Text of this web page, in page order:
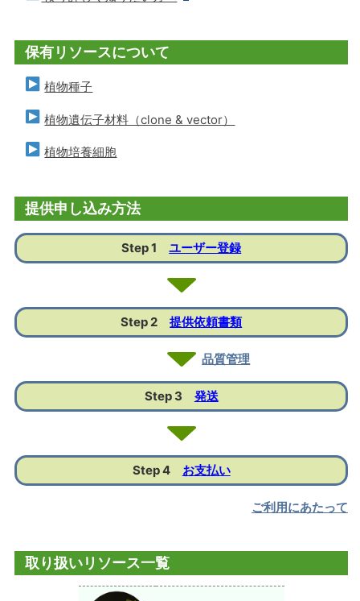
保有リソースについて
植物種子
植物遺伝子材料（clone & vector）
植物培養細胞
提供申し込み方法
Step 1ユーザー登録
Step 2提供依頼書類
品質管理
Step 3 発送
Step 4 お支払い
ご利用にあたって
取り扱いリソース一覧